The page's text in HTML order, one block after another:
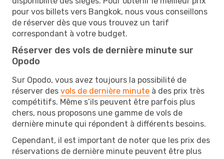
pour vos billets vers Bangkok, nous vous conseillons
de réserver dès que vous trouvez un tarif
correspondant à votre budget.
Réserver des vols de dernière minute sur
Opodo
Sur Opodo, vous avez toujours la possibilité de
réserver des vols de dernière minute à des prix très
compétitifs. Même s’ils peuvent être parfois plus
chers, nous proposons une gamme de vols de
dernière minute qui répondent à différents besoins.
Cependant, il est important de noter que les prix des
réservations de dernière minute peuvent être plus